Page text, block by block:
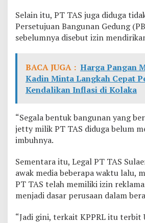
Selain itu, PT TAS juga diduga
Persetujuan Bangunan Gedung
sebelumnya disebut izin
BACA JUGA : Harga Pangan
Kadin Minta Langkah Cepat
Kendalikan Inflasi di Kolaka
“Segala bentuk bangunan yang
jetty milik PT TAS diduga belum
imbuhnya.
Sementara itu, Legal PT TAS
awak media beberapa waktu lalu,
PT TAS telah memiliki izin
menjadi dasar perusaan dalam
“Jadi gini, terkait KPPRL itu terbit